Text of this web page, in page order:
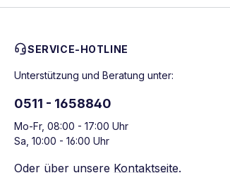
SERVICE-HOTLINE
Unterstützung und Beratung unter:
0511 - 1658840
Mo-Fr, 08:00 - 17:00 Uhr
Sa, 10:00 - 16:00 Uhr
Oder über unsere Kontaktseite.